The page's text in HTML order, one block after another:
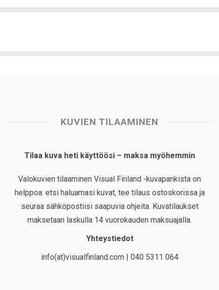
KUVIEN TILAAMINEN
Tilaa kuva heti käyttöösi – maksa myöhemmin
Valokuvien tilaaminen Visual Finland -kuvapankista on
helppoa: etsi haluamasi kuvat, tee tilaus ostoskorissa ja
seuraa sähköpostiisi saapuvia ohjeita. Kuvatilaukset
maksetaan laskulla 14 vuorokauden maksuajalla.
Yhteystiedot
info(at)visualfinland.com | 040 5311 064